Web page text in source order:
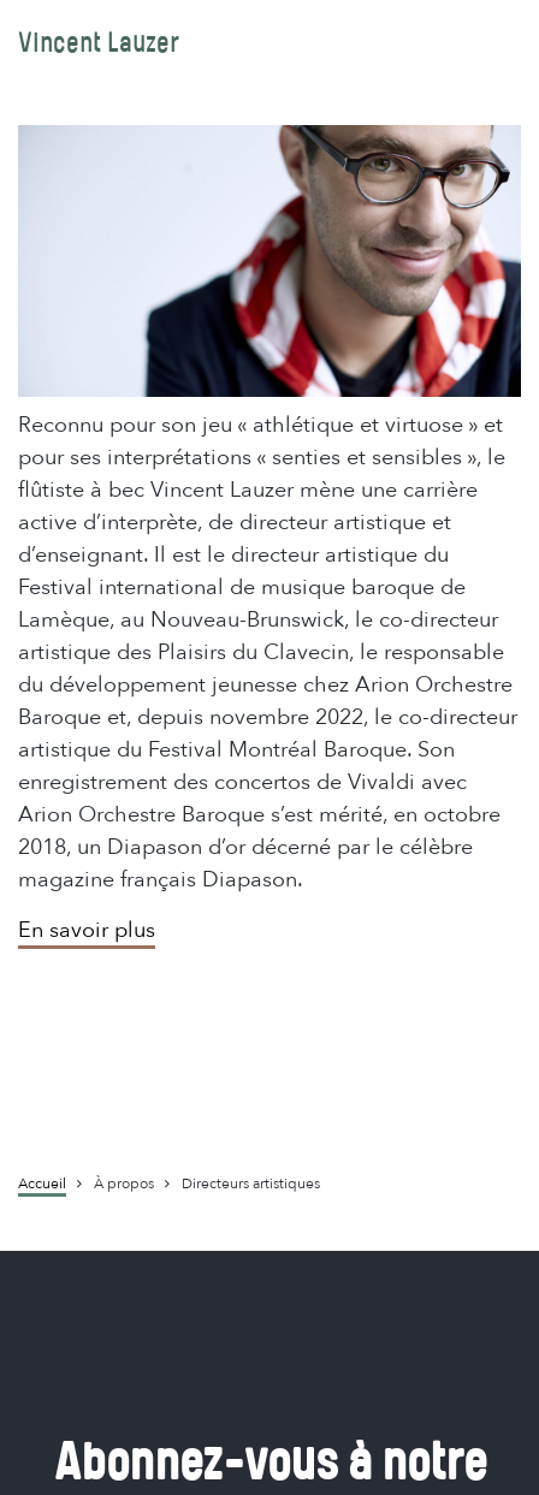
Vincent Lauzer
Reconnu pour son jeu « athlétique et virtuose » et
pour ses interprétations « senties et sensibles », le
flûtiste à bec Vincent Lauzer mène une carrière
active d’interprète, de directeur artistique et
d’enseignant. Il est le directeur artistique du
Festival international de musique baroque de
Lamèque, au Nouveau-Brunswick, le co-directeur
artistique des Plaisirs du Clavecin, le responsable
du développement jeunesse chez Arion Orchestre
Baroque et, depuis novembre 2022, le co-directeur
artistique du Festival Montréal Baroque. Son
enregistrement des concertos de Vivaldi avec
Arion Orchestre Baroque s’est mérité, en octobre
2018, un Diapason d’or décerné par le célèbre
magazine français Diapason.
En savoir plus
Fil
Accueil À propos Directeurs artistiques
Abonnez-vous à notre